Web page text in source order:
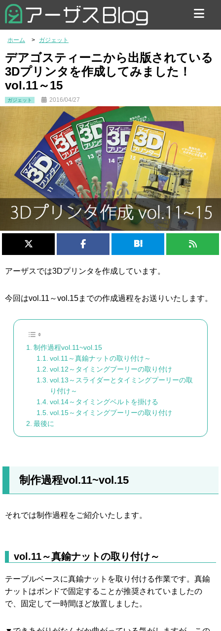
お問い合わせ
ホーム ガジェット
デアゴスティーニから出版されている
3Dプリンタを作成してみました！
vol.11～15
ガジェット 2016/04/27
アーザスでは3Dプリンタを作成しています。
今回はvol.11～vol.15までの作成過程をお送りいたします。
制作過程vol.11~vol.15
vol.11～真鍮ナットの取り付け～
vol.12～タイミングプーリーの取り付け
vol.13～スライダーとタイミングプーリーの取
り付け～
vol.14～タイミングベルトを掛ける
vol.15～タイミングプーリーの取り付け
最後に
制作過程vol.11~vol.15
それでは制作過程をご紹介いたします。
vol.11～真鍮ナットの取り付け～
テーブルベースに真鍮ナットを取り付ける作業です。真鍮
ナットはボンドで固定することが推奨されていましたの
で、固定して一時間ほど放置しました。